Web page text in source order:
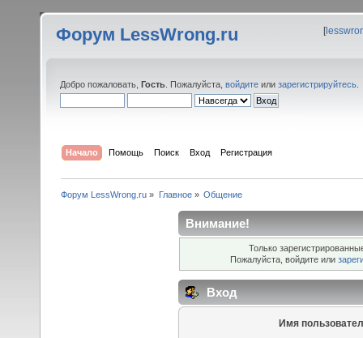
Форум LessWrong.ru [
Добро пожаловать, Гость . Пожалуйста, войдите или зарегистрируйтесь
Начало Помощь Поиск Вход Регистрация
Форум LessWrong.ru » Главное» Общение
Внимание!
Только
Пожалуйста, войдите или
Вход
Имя